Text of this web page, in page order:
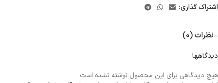
اشتراک گذاری:
نظرات (0)
دیدگاهها
هیچ دیدگاهی برای این محصول نوشته نشده است.